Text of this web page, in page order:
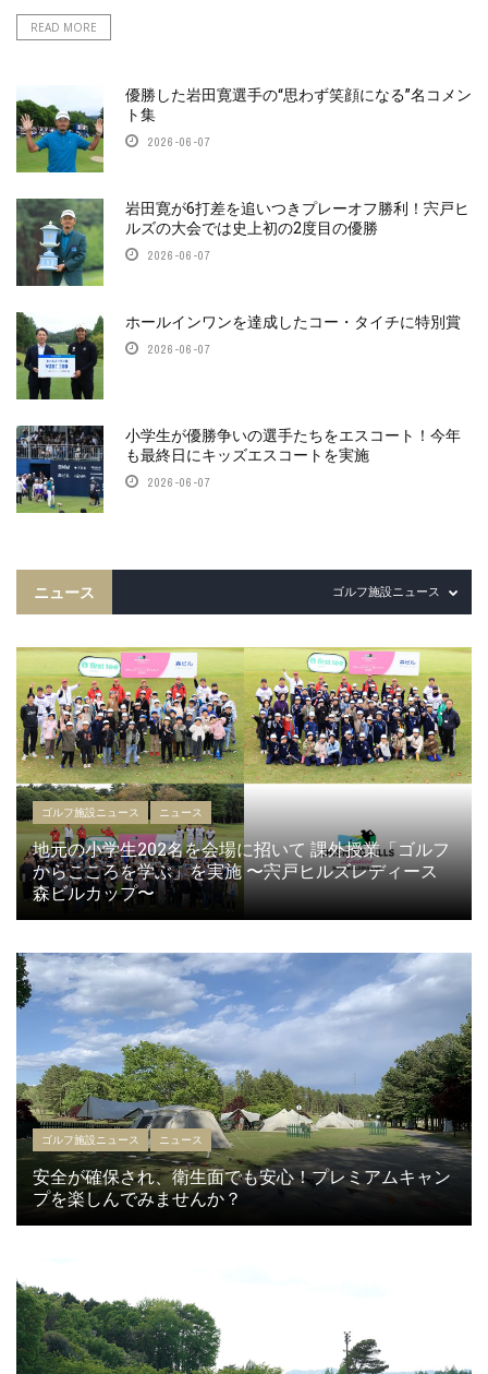
READ MORE
優勝した岩田寛選手の“思わず笑顔になる”名コメン
ト集
2026-06-07
岩田寛が6打差を追いつきプレーオフ勝利！宍戸ヒ
ルズの大会では史上初の2度目の優勝
2026-06-07
ホールインワンを達成したコー・タイチに特別賞
2026-06-07
小学生が優勝争いの選手たちをエスコート！今年
も最終日にキッズエスコートを実施
2026-06-07
ニュース ゴルフ施設ニュース
ゴルフ施設ニュース ニュース
地元の小学生202名を会場に招いて 課外授業「ゴルフ
からこころを学ぶ」を実施 〜宍戸ヒルズレディース
森ビルカップ〜
ゴルフ施設ニュース ニュース
安全が確保され、衛生面でも安心！プレミアムキャン
プを楽しんでみませんか？